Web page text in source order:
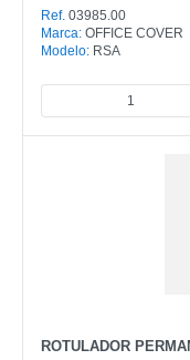
Ref. 03985.00
Marca: OFFICE COVER
Modelo: RSA
ROTULADOR